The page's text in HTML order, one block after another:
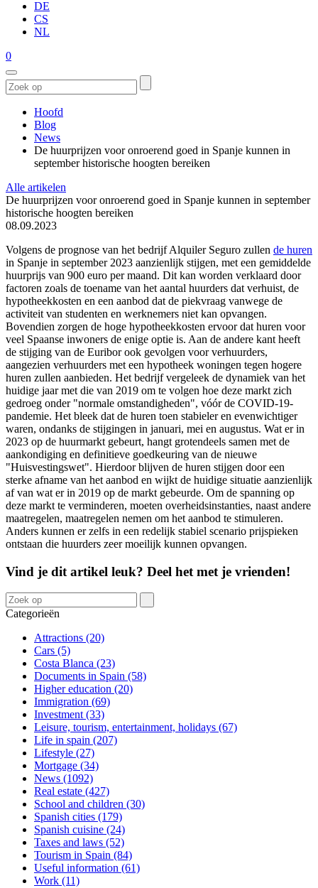
DE
CS
NL
0
Hoofd
Blog
News
De huurprijzen voor onroerend goed in Spanje kunnen in
september historische hoogten bereiken
Alle artikelen
De huurprijzen voor onroerend goed in Spanje kunnen in september
historische hoogten bereiken
08.09.2023
Volgens de prognose van het bedrijf Alquiler Seguro zullen de huren
in Spanje in september 2023 aanzienlijk stijgen, met een gemiddelde
huurprijs van 900 euro per maand. Dit kan worden verklaard door
factoren zoals de toename van het aantal huurders dat verhuist, de
hypotheekkosten en een aanbod dat de piekvraag vanwege de
activiteit van studenten en werknemers niet kan opvangen.
Bovendien zorgen de hoge hypotheekkosten ervoor dat huren voor
veel Spaanse inwoners de enige optie is. Aan de andere kant heeft
de stijging van de Euribor ook gevolgen voor verhuurders,
aangezien verhuurders met een hypotheek woningen tegen hogere
huren zullen aanbieden. Het bedrijf vergeleek de dynamiek van het
huidige jaar met die van 2019 om te volgen hoe deze markt zich
gedroeg onder "normale omstandigheden", vóór de COVID-19-
pandemie. Het bleek dat de huren toen stabieler en evenwichtiger
waren, ondanks de stijgingen in januari, mei en augustus. Wat er in
2023 op de huurmarkt gebeurt, hangt grotendeels samen met de
aankondiging en definitieve goedkeuring van de nieuwe
"Huisvestingswet". Hierdoor blijven de huren stijgen door een
sterke afname van het aanbod en wijkt de huidige situatie aanzienlijk
af van wat er in 2019 op de markt gebeurde. Om de spanning op
deze markt te verminderen, moeten overheidsinstanties, naast andere
maatregelen, maatregelen nemen om het aanbod te stimuleren.
Anders kunnen er zelfs in een redelijk stabiel scenario prijspieken
ontstaan die huurders zeer moeilijk kunnen opvangen.
Vind je dit artikel leuk? Deel het met je vrienden!
Categorieën
Attractions (20)
Cars (5)
Costa Blanca (23)
Documents in Spain (58)
Higher education (20)
Immigration (69)
Investment (33)
Leisure, tourism, entertainment, holidays (67)
Life in spain (207)
Lifestyle (27)
Mortgage (34)
News (1092)
Real estate (427)
School and children (30)
Spanish cities (179)
Spanish cuisine (24)
Taxes and laws (52)
Tourism in Spain (84)
Useful information (61)
Work (11)